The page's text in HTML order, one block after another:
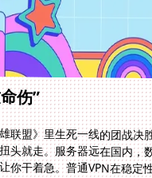
伤”
联盟》里生死一线的团战
头就走。服务器远在国内
你干着急。普通VPN在稳定